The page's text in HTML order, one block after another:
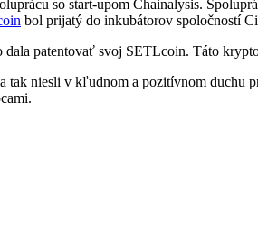
so start-upom Chainalysis.
bol prijatý do inkubátorov spoločností
dala patentovať svoj SETLcoin. Táto
tak niesli v kľudnom a pozitívnom duchu